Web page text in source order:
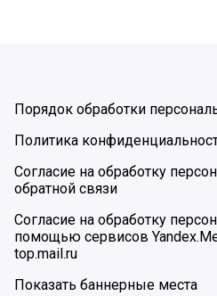
Порядок обработки
Политика
Согласие на обработку
обратной связи
Согласие на обработку
помощью сервисов
top.mail.ru
Показать баннерные места